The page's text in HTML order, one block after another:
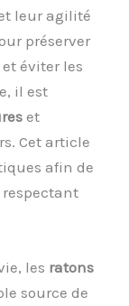
leur agilité
préserver
éviter les
il est
et
Cet article
afin de
respectant
les ratons
source de